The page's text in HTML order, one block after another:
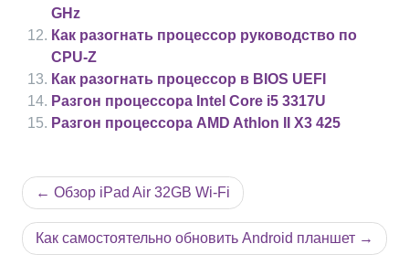
GHz
Как разогнать процессор руководство по
CPU-Z
Как разогнать процессор в BIOS UEFI
Разгон процессора Intel Core i5 3317U
Разгон процессора AMD Athlon II X3 425
Навигация
по
записям
Обзор iPad Air 32GB Wi-Fi
Как самостоятельно обновить Android планшет